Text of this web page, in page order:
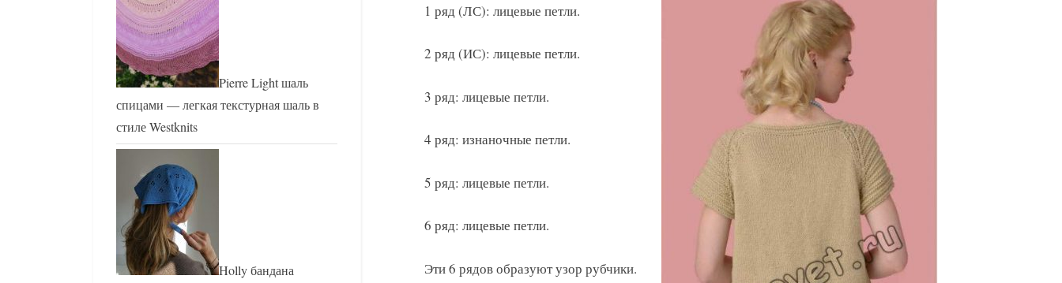
1 ряд (ЛС): лицевые петли.
2 ряд (ИС): лицевые петли.
3 ряд: лицевые петли.
4 ряд: изнаночные петли.
5 ряд: лицевые петли.
6 ряд: лицевые петли.
Эти 6 рядов образуют узор рубчики.
Pierre Light шаль
спицами — легкая текстурная шаль в
стиле Westknits
Holly бандана